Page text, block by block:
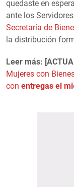
quedaste en
ante los
Secretaría de
la distribución
Leer más:
Mujeres con
con entregas el